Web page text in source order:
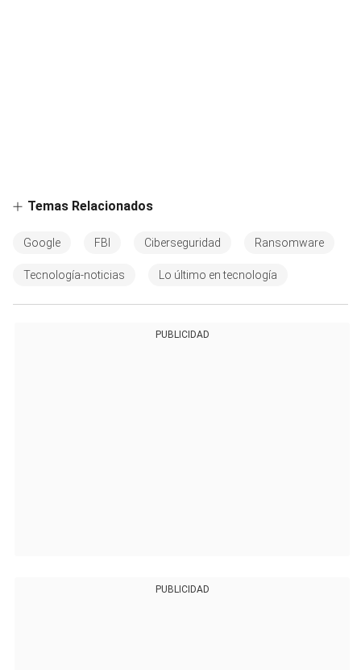
Temas Relacionados
Google FBI Ciberseguridad Ransomware
Tecnología-noticias Lo último en tecnología
PUBLICIDAD
PUBLICIDAD